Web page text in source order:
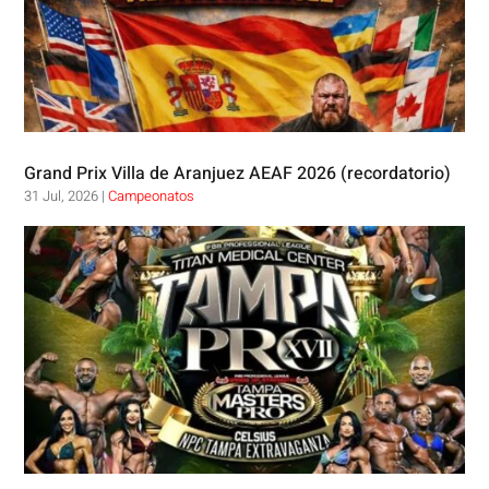
Grand Prix Villa de Aranjuez AEAF 2026 (recordatorio)
31 Jul, 2026 |Campeonatos